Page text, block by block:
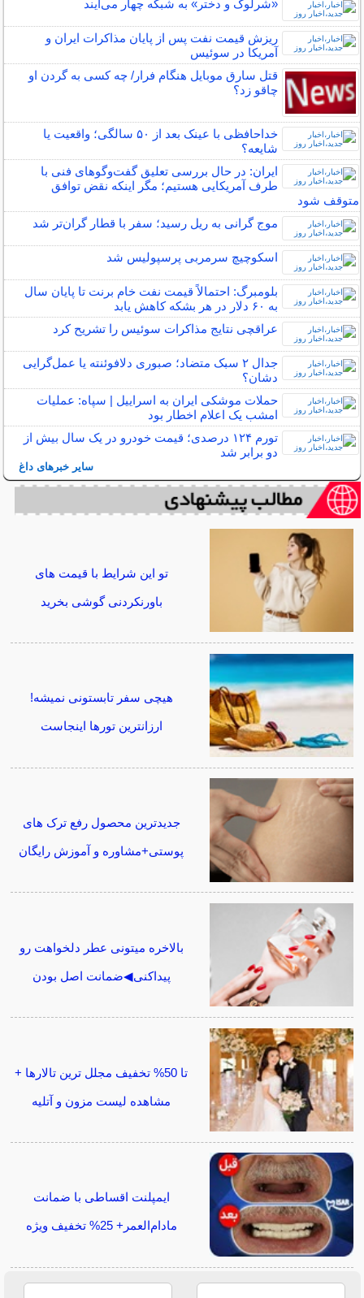
«شرلوک و دختر» به شبکه چهار می‌آیند
ریزش قیمت نفت پس از پایان مذاکرات ایران و
آمریکا در سوئیس
قتل سارق موبایل هنگام فرار/ چه کسی به گردن او
چاقو زد؟
خداحافظی با عینک بعد از ۵۰ سالگی؛ واقعیت یا
شایعه؟
ایران: در حال بررسی تعلیق گفت‌و‌گو‌های فنی با
طرف آمریکایی هستیم؛ مگر اینکه نقض توافق
متوقف شود
موج گرانی به ریل رسید؛ سفر با قطار گران‌تر شد
اسکوچیچ سرمربی پرسپولیس شد
بلومبرگ: احتمالاً قیمت نفت خام برنت تا پایان سال
به ۶۰ دلار در هر بشکه کاهش یابد
عراقچی نتایج مذاکرات سوئیس را تشریح کرد
جدال ۲ سبک متضاد؛ صبوری دلافوئنته یا عمل‌گرایی
دشان؟
حملات موشکی ایران به اسراییل | سپاه: عملیات
امشب یک اعلام اخطار بود
تورم ۱۲۴ درصدی؛ قیمت خودرو در یک سال بیش از
دو برابر شد
سایر خبرهای داغ
تو این شرایط با قیمت های
باورنکردنی گوشی بخرید
هیچی سفر تابستونی نمیشه!
ارزانترین تورها اینجاست
جدیدترین محصول رفع ترک های
پوستی+مشاوره و آموزش رایگان
بالاخره میتونی عطر دلخواهت رو
پیداکنی◀ضمانت اصل بودن
تا 50% تخفیف مجلل ترین تالارها +
مشاهده لیست مزون و آتلیه
ایمپلنت اقساطی با ضمانت
مادام‌العمر+ 25% تخفیف ویژه